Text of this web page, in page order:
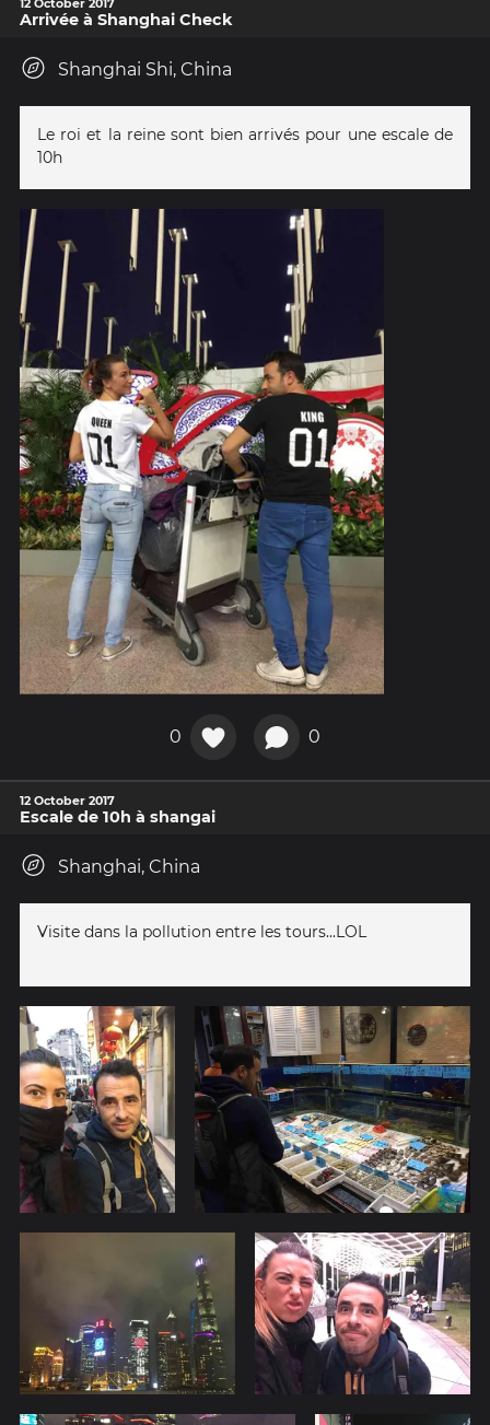
12 October 2017
Arrivée à Shanghai Check
Shanghai Shi, China
Le roi et la reine sont bien arrivés pour une escale de
10h
0 0
12 October 2017
Escale de 10h à shangai
Shanghai, China
Visite dans la pollution entre les tours...LOL